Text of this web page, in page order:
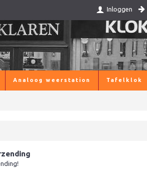
Inloggen
Analoog weerstation Tafelklok